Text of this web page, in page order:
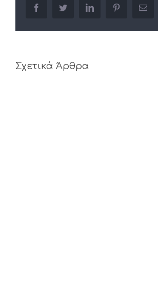
facebooktwitter linkedin pinterest
Σχετικά Άρθρα